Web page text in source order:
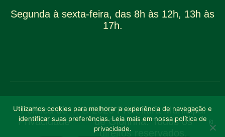
Segunda à sexta-feira, das 8h às 12h, 13h às
17h.
Política de
Privacidade
© 2026 Prefeitura Municipal
de Glorinha. Todos os
direitos reservados.
Utilizamos cookies para melhorar a experiência de navegação e
identificar suas preferências. Leia mais em nossa política de
privacidade.